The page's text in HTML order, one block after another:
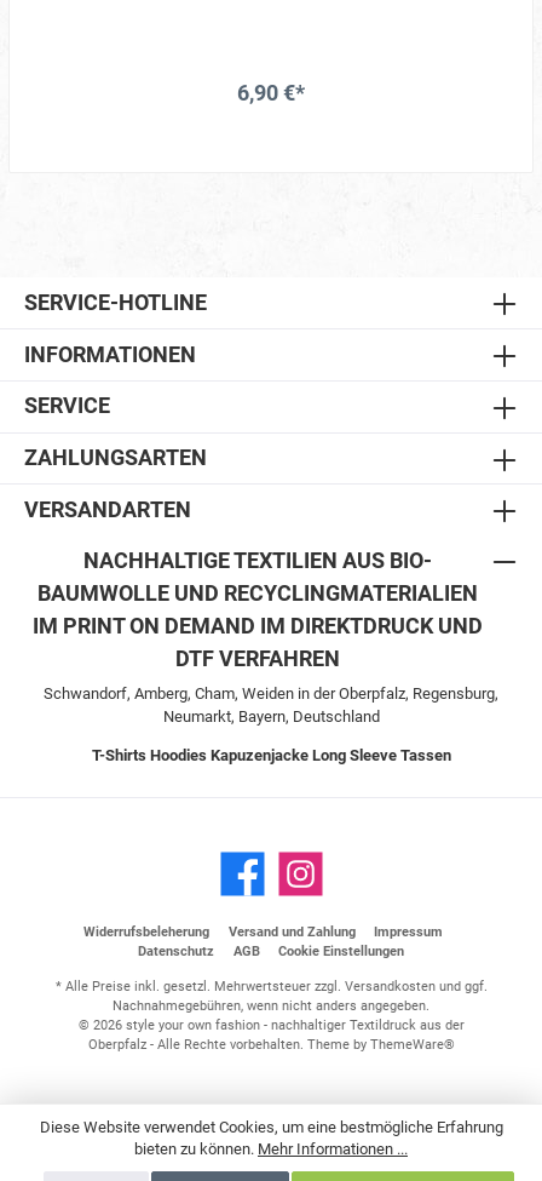
6,90 €*
SERVICE-HOTLINE
INFORMATIONEN
SERVICE
ZAHLUNGSARTEN
VERSANDARTEN
NACHHALTIGE TEXTILIEN AUS BIO-
BAUMWOLLE UND RECYCLINGMATERIALIEN
IM PRINT ON DEMAND IM DIREKTDRUCK UND
DTF VERFAHREN
Schwandorf, Amberg, Cham, Weiden in der Oberpfalz, Regensburg,
Neumarkt, Bayern, Deutschland
T-Shirts Hoodies Kapuzenjacke Long Sleeve Tassen
Widerrufsbeleherung Versand und Zahlung
Impressum
Datenschutz
AGB Cookie Einstellungen
* Alle Preise inkl. gesetzl. Mehrwertsteuer zzgl. Versandkostenund ggf.
Nachnahmegebühren, wenn nicht anders angegeben.
© 2026 style your own fashion - nachhaltiger Textildruck aus der
Oberpfalz - Alle Rechte vorbehalten. Theme by ThemeWare®
Diese Website verwendet Cookies, um eine bestmögliche Erfahrung
bieten zu können. Mehr Informationen ...